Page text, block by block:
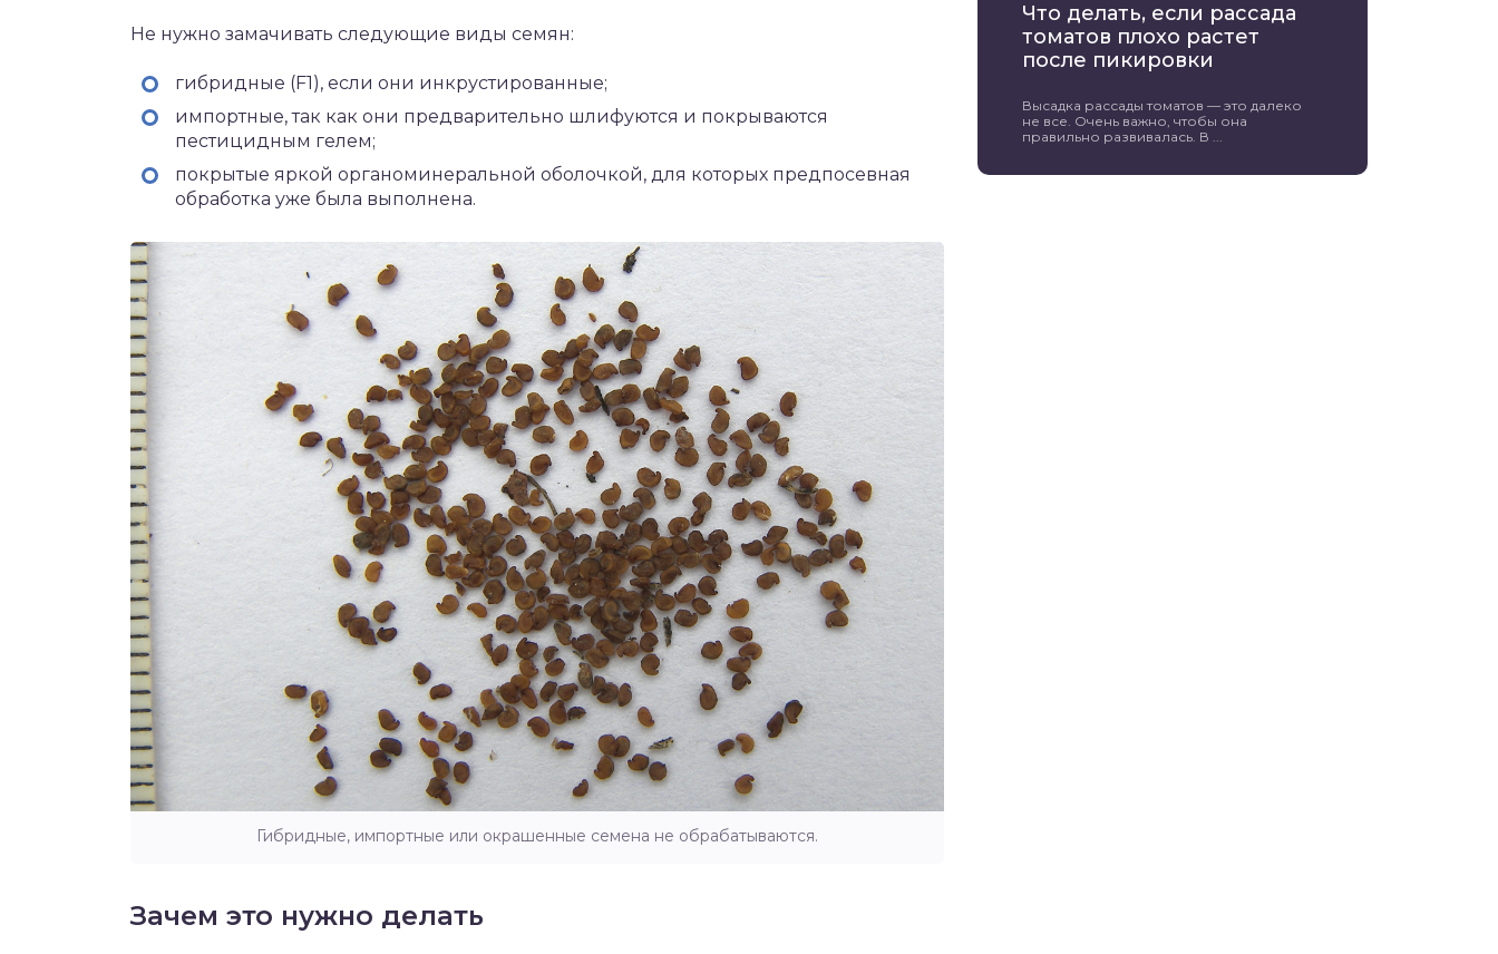
Не нужно замачивать следующие виды семян:
гибридные (F1), если они инкрустированные;
импортные, так как они предварительно шлифуются и покрываются
пестицидным гелем;
покрытые яркой органоминеральной оболочкой, для которых предпосевная
обработка уже была выполнена.
Гибридные, импортные или окрашенные семена не обрабатываются.
Зачем это нужно делать
Что делать, если рассада
томатов плохо растет
после пикировки
Высадка рассады томатов — это далеко
не все. Очень важно, чтобы она
правильно развивалась. В ...